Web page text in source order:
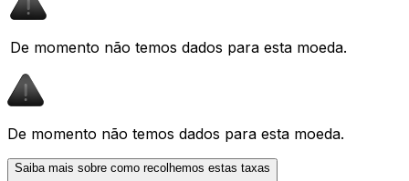
De momento não temos dados para esta moeda.
De momento não temos dados para esta moeda.
Saiba mais sobre como recolhemos estas taxas